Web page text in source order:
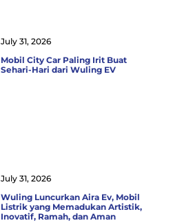
Mobil City Car Paling Irit Buat
Sehari-Hari dari Wuling EV
July 31, 2026
Wuling Luncurkan Aira Ev, Mobil
Listrik yang Memadukan Artistik,
Inovatif, Ramah, dan Aman
July 31, 2026